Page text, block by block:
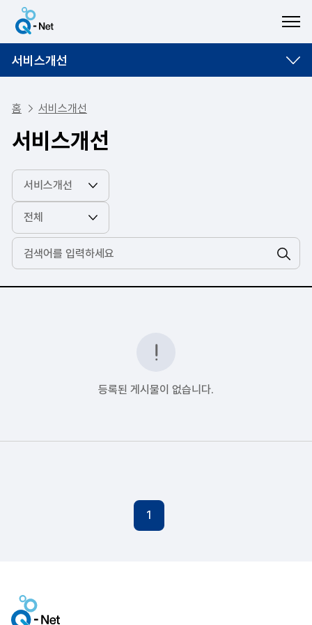
서비스개선
홈 서비스개선
서비스개선
검색
등록된 게시물이 없습니다.
1